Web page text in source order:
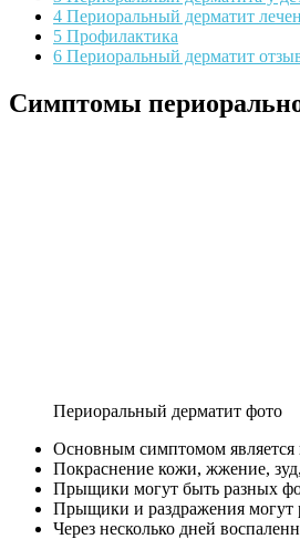
4 Периоральный дерматит
5 Профилактика
6 Периоральный дерматит
Симптомы
Периоральный дерматит фото
Основным симптомом является
Покраснение кожи, жжение,
Прыщики могут быть разных
Прыщики и раздражения могут
Через несколько дней